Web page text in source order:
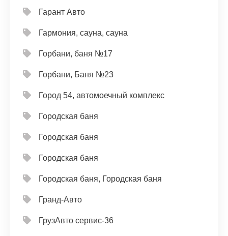
Гарант Авто
Гармония, сауна, сауна
Горбани, баня №17
Горбани, Баня №23
Город 54, автомоечный комплекс
Городская баня
Городская баня
Городская баня
Городская баня, Городская баня
Гранд-Авто
ГрузАвто сервис-36